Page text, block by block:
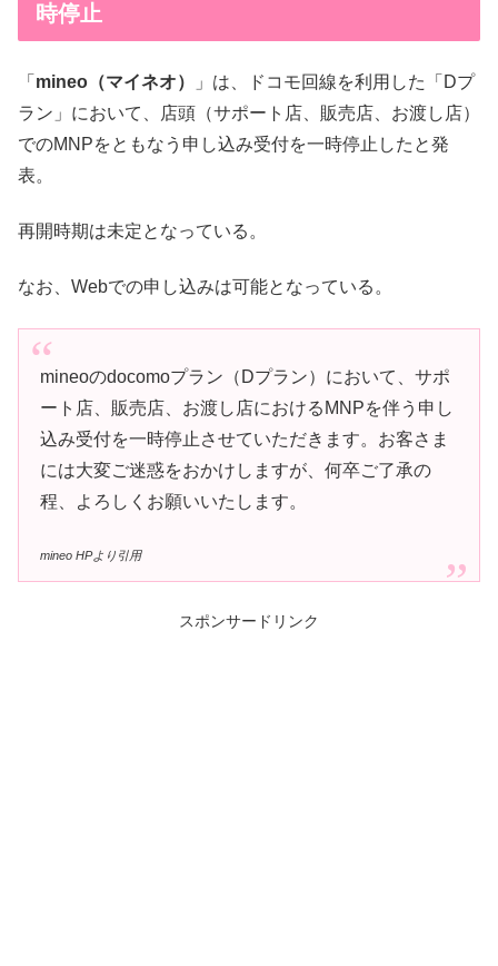
時停止
「 mineo（マイネオ）
」は、ドコモ回線を利用した「Dプ
ラン」において、店頭（サポート店、販売店、お渡し店）
でのMNPをともなう申し込み受付を一時停止したと発
表。
再開時期は未定となっている。
なお、Webでの申し込みは可能となっている。
mineoのdocomoプラン（Dプラン）において、サポ
ート店、販売店、お渡し店におけるMNPを伴う申し
込み受付を一時停止させていただきます。お客さま
には大変ご迷惑をおかけしますが、何卒ご了承の
程、よろしくお願いいたします。
mineo HPより引用
スポンサードリンク